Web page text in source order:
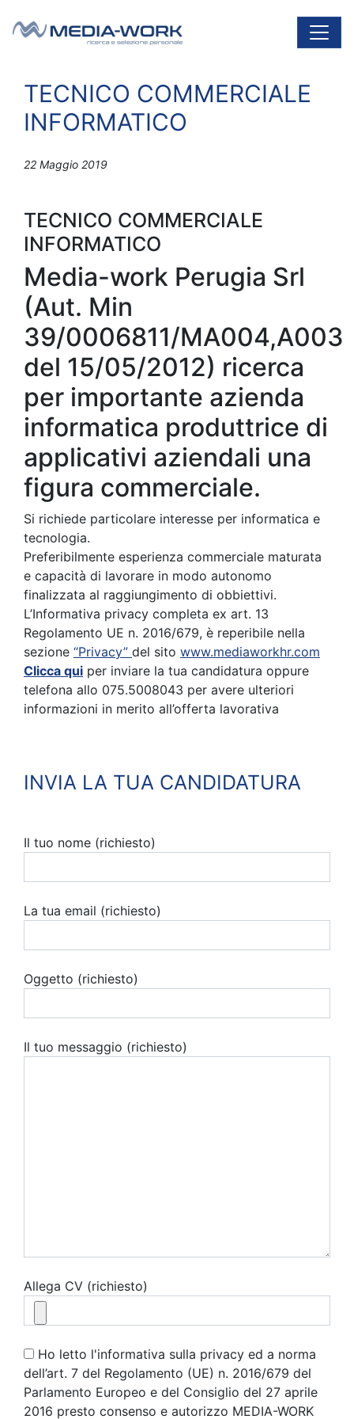
Navigazione principale
TECNICO COMMERCIALE
INFORMATICO
22 Maggio 2019
TECNICO COMMERCIALE
INFORMATICO
Media-work Perugia Srl
(Aut. Min
39/0006811/MA004,A003
del 15/05/2012) ricerca
per importante azienda
informatica produttrice di
applicativi aziendali una
figura commerciale.
Si richiede particolare interesse per informatica e
tecnologia.
Preferibilmente esperienza commerciale maturata
e capacità di lavorare in modo autonomo
finalizzata al raggiungimento di obbiettivi.
L’Informativa privacy completa ex art. 13
Regolamento UE n. 2016/679, è reperibile nella
sezione “Privacy” del sito www.mediaworkhr.com
Clicca qui per inviare la tua candidatura oppure
telefona allo 075.5008043 per avere ulteriori
informazioni in merito all’offerta lavorativa
INVIA LA TUA CANDIDATURA
Il tuo nome (richiesto)
La tua email (richiesto)
Oggetto (richiesto)
Il tuo messaggio (richiesto)
Allega CV (richiesto)
Ho letto l'informativa sulla privacy ed a norma
dell’art. 7 del Regolamento (UE) n. 2016/679 del
Parlamento Europeo e del Consiglio del 27 aprile
2016 presto consenso e autorizzo MEDIA-WORK